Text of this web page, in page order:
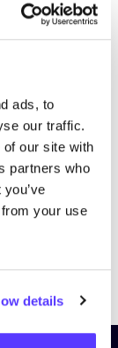
ads, to
our traffic.
our site with
partners who
your use
details
Previous
Next